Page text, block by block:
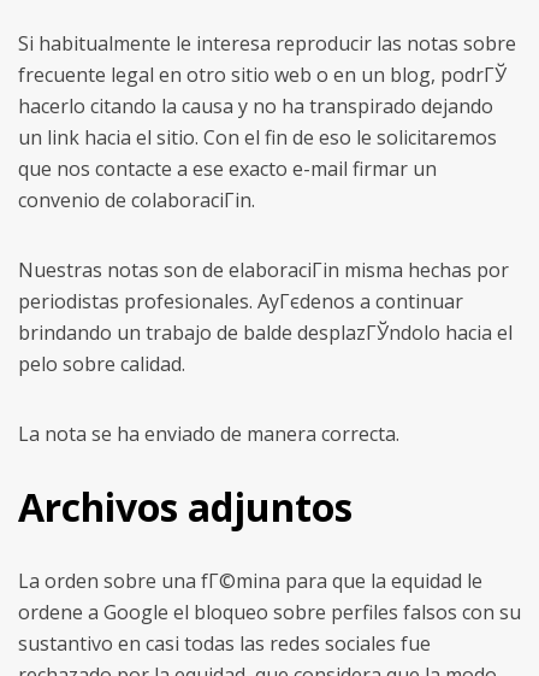
Si habitualmente le interesa reproducir las notas sobre
frecuente legal en otro sitio web o en un blog, podrГЎ
hacerlo citando la causa y no ha transpirado dejando
un link hacia el sitio. Con el fin de eso le solicitaremos
que nos contacte a ese exacto e-mail firmar un
convenio de colaboraciГіn.
Nuestras notas son de elaboraciГіn misma hechas por
periodistas profesionales. AyГєdenos a continuar
brindando un trabajo de balde desplazГЎndolo hacia el
pelo sobre calidad.
La nota se ha enviado de manera correcta.
Archivos adjuntos
La orden sobre una fГ©mina para que la equidad le
ordene a Google el bloqueo sobre perfiles falsos con su
sustantivo en casi todas las redes sociales fue